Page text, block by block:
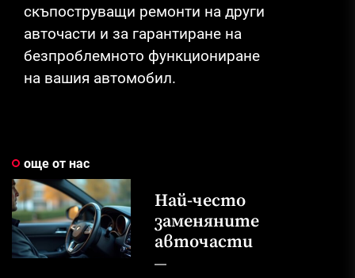
скъпоструващи ремонти на други
авточасти и за гарантиране на
безпроблемното функциониране
на вашия автомобил.
още от нас
Най-често
заменяните
авточасти